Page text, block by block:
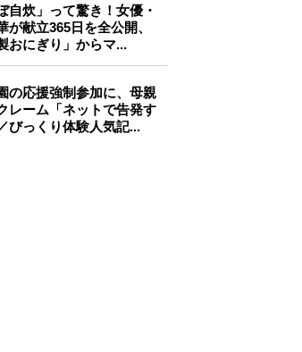
自炊」って驚き！女優・
が献立365日を全公開、
おにぎり」からマ...
の応援強制参加に、母親
レーム「ネットで告発す
びっくり体験人気記...